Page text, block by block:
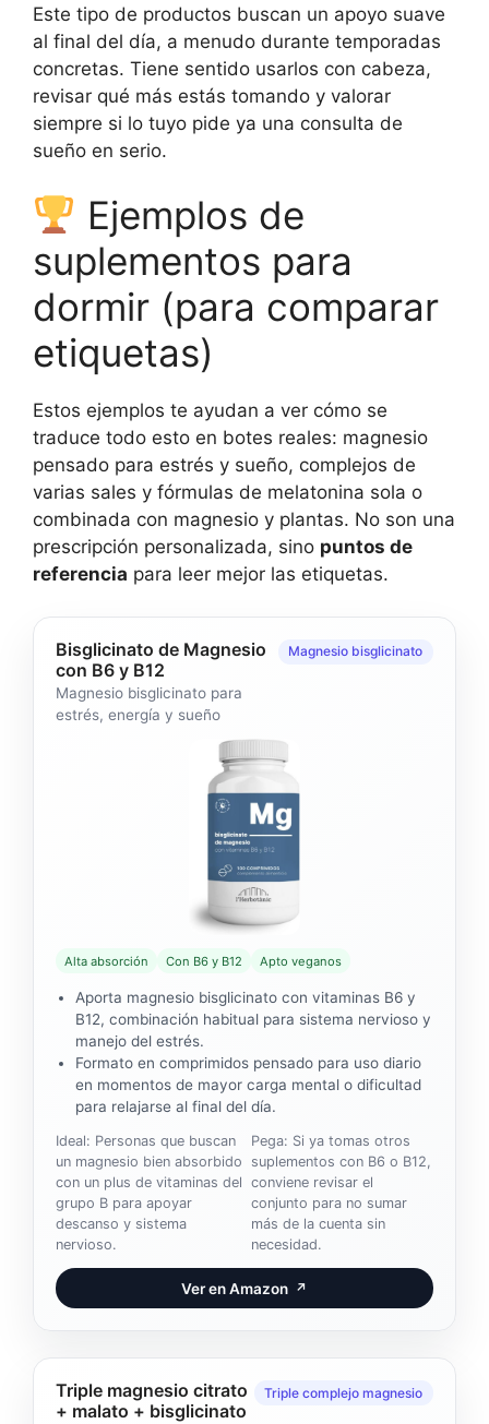
Este tipo de productos buscan un apoyo suave
al final del día, a menudo durante temporadas
concretas. Tiene sentido usarlos con cabeza,
revisar qué más estás tomando y valorar
siempre si lo tuyo pide ya una consulta de
sueño en serio.
Ejemplos de
suplementos para
dormir (para comparar
etiquetas)
Estos ejemplos te ayudan a ver cómo se
traduce todo esto en botes reales: magnesio
pensado para estrés y sueño, complejos de
varias sales y fórmulas de melatonina sola o
combinada con magnesio y plantas. No son una
prescripción personalizada, sino puntos de
referencia para leer mejor las etiquetas.
Bisglicinato de Magnesio
con B6 y B12
Magnesio bisglicinato para
estrés, energía y sueño
Magnesio bisglicinato
Alta absorción Con B6 y B12 Apto veganos
Aporta magnesio bisglicinato con vitaminas B6 y
B12, combinación habitual para sistema nervioso y
manejo del estrés.
Formato en comprimidos pensado para uso diario
en momentos de mayor carga mental o dificultad
para relajarse al final del día.
Ideal: Personas que buscan
un magnesio bien absorbido
con un plus de vitaminas del
grupo B para apoyar
descanso y sistema
nervioso.
Pega: Si ya tomas otros
suplementos con B6 o B12,
conviene revisar el
conjunto para no sumar
más de la cuenta sin
necesidad.
Ver en Amazon ↗
Triple magnesio citrato
+ malato + bisglicinato
Triple complejo magnesio